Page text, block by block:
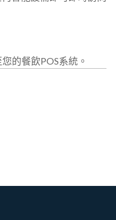
的餐飲POS系統。